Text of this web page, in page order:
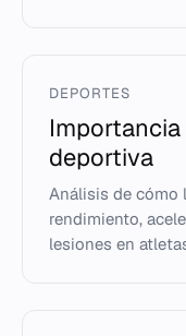
DEPORTES
deportiva
Análisis de
rendimiento,
lesiones en